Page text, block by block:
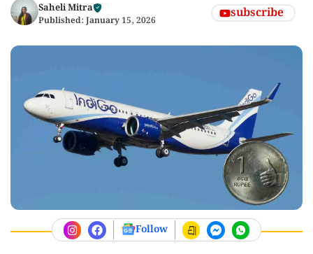
Saheli Mitra
Published: January 15, 2026 subscribe
Follow